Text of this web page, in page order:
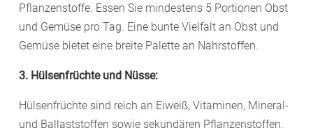
Pflanzenstoffe. Essen Sie mindestens 5 Portionen Obst
und Gemüse pro Tag. Eine bunte Vielfalt an Obst und
Gemüse bietet eine breite Palette an Nährstoffen.
3. Hülsenfrüchte und Nüsse:
Hülsenfrüchte sind reich an Eiweiß, Vitaminen, Mineral-
und Ballaststoffen sowie sekundären Pflanzenstoffen.